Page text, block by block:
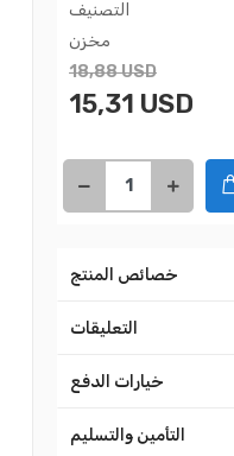
التصنيف
مخزن
18,88 USD
15,31 USD
خصائص المنتج
التعليقات
خيارات الدفع
التأمين والتسليم